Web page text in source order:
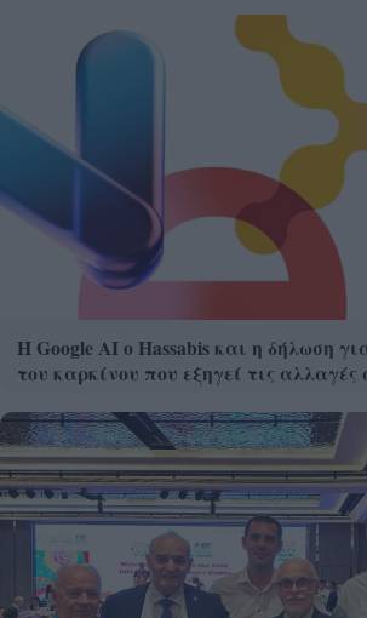
Η Google ΑΙ ο Hassabis και η δήλωση
του καρκίνου που εξηγεί τις